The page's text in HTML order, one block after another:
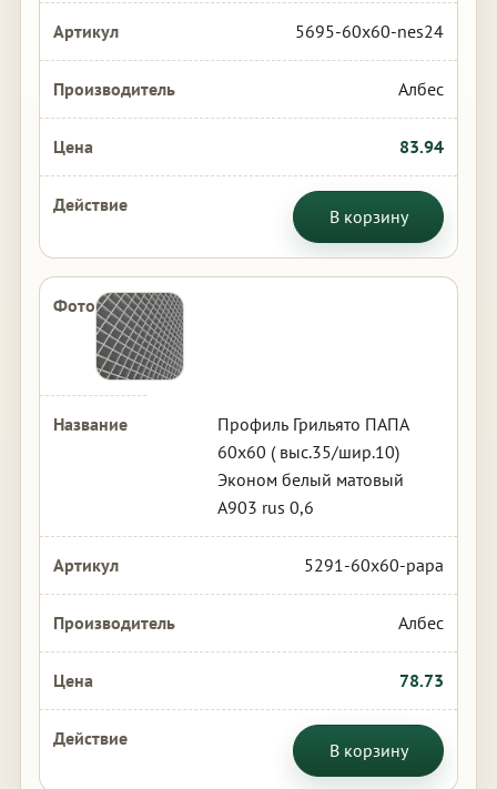
5695-60x60-nes24
Албес
83.94
В корзину
Профиль Грильято ПАПА
60х60 ( выс.35/шир.10)
Эконом белый матовый
А903 rus 0,6
5291-60x60-papa
Албес
78.73
В корзину